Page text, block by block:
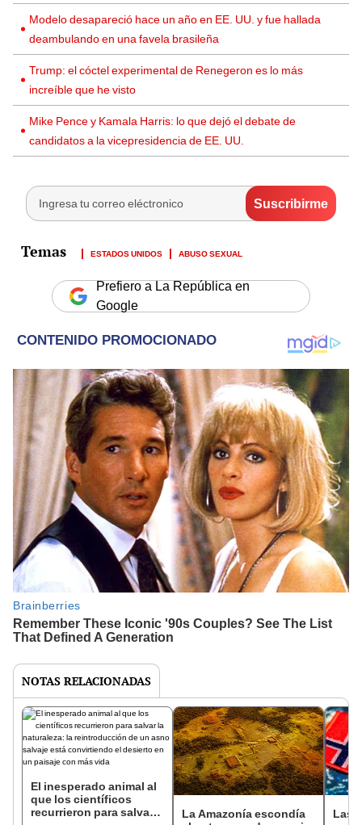
Modelo desapareció hace un año en EE. UU. y fue hallada
deambulando en una favela brasileña
Trump: el cóctel experimental de Renegeron es lo más
increíble que he visto
Mike Pence y Kamala Harris: lo que dejó el debate de
candidatos a la vicepresidencia de EE. UU.
ESTADOS UNIDOS ABUSO SEXUAL
Prefiero a La República en
Google
NOTAS RELACIONADAS
El inesperado animal al
que los científicos
recurrieron para salvar
La Amazonía escondía
Las